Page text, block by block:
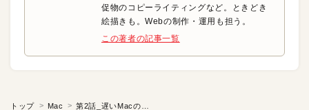
促物のコピーライティングなど。ときどき
絵描きも。Webの制作・運用も担う。
この著者の記事一覧
トップ Mac